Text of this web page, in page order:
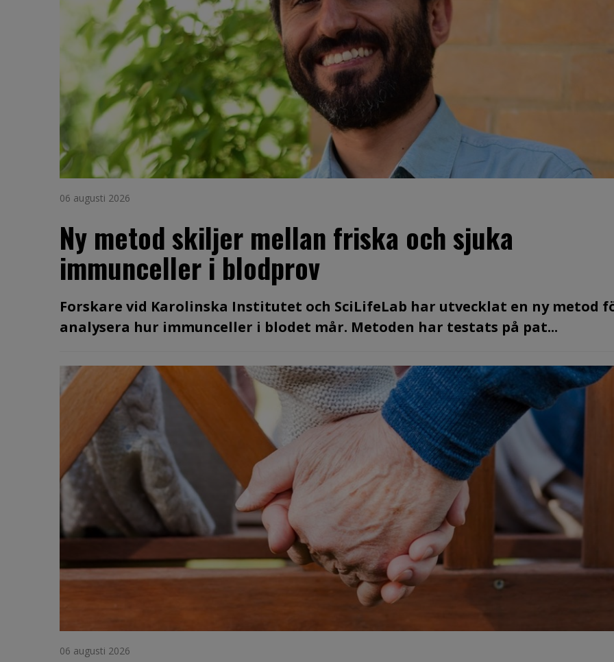
06 augusti 2026
Ny metod skiljer mellan friska och sjuka
immunceller i blodprov
Forskare vid Karolinska Institutet och SciLifeLab har utvecklat en ny metod
analysera hur immunceller i blodet mår. Metoden har testats på pat...
06 augusti 2026